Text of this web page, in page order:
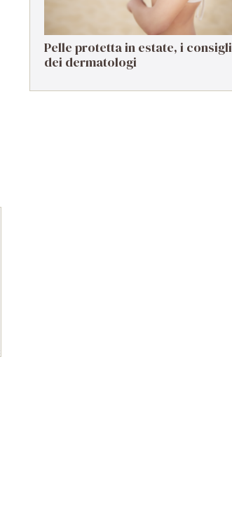
Pelle protetta in estate, i consigli
dei dermatologi